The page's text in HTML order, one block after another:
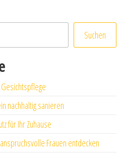
Suchen
nachhaltig sanieren
für Ihr Zuhause
Frauen entdecken